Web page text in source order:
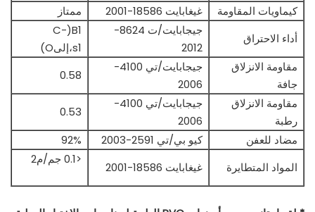
كيماويات المقاومة
غيغابايت 18586-2001
ممتاز
أداء الاحتراق
جيجابايت/ت 8624-
2012
B1(C-
s1،إلىO)
مقاومة الانزلاق
جافة
جيجابايت/تي 4100-
2006
0.58
مقاومة الانزلاق
رطبة
جيجابايت/تي 4100-
2006
0.53
مضاد للعفن
كيو بي/تي 2591-2003
92%
المواد المتطايرة
غيغابايت 18586-2001
<0.1 جم/م2